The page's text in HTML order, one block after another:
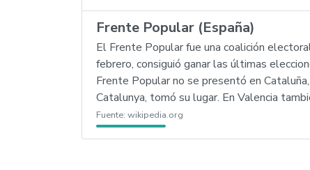
Frente Popular (España)
El Frente Popular fue una coalición
febrero, consiguió ganar las últimas
Frente Popular no se presentó en
Catalunya, tomó su lugar. En Valencia
Fuente: wikipedia.org